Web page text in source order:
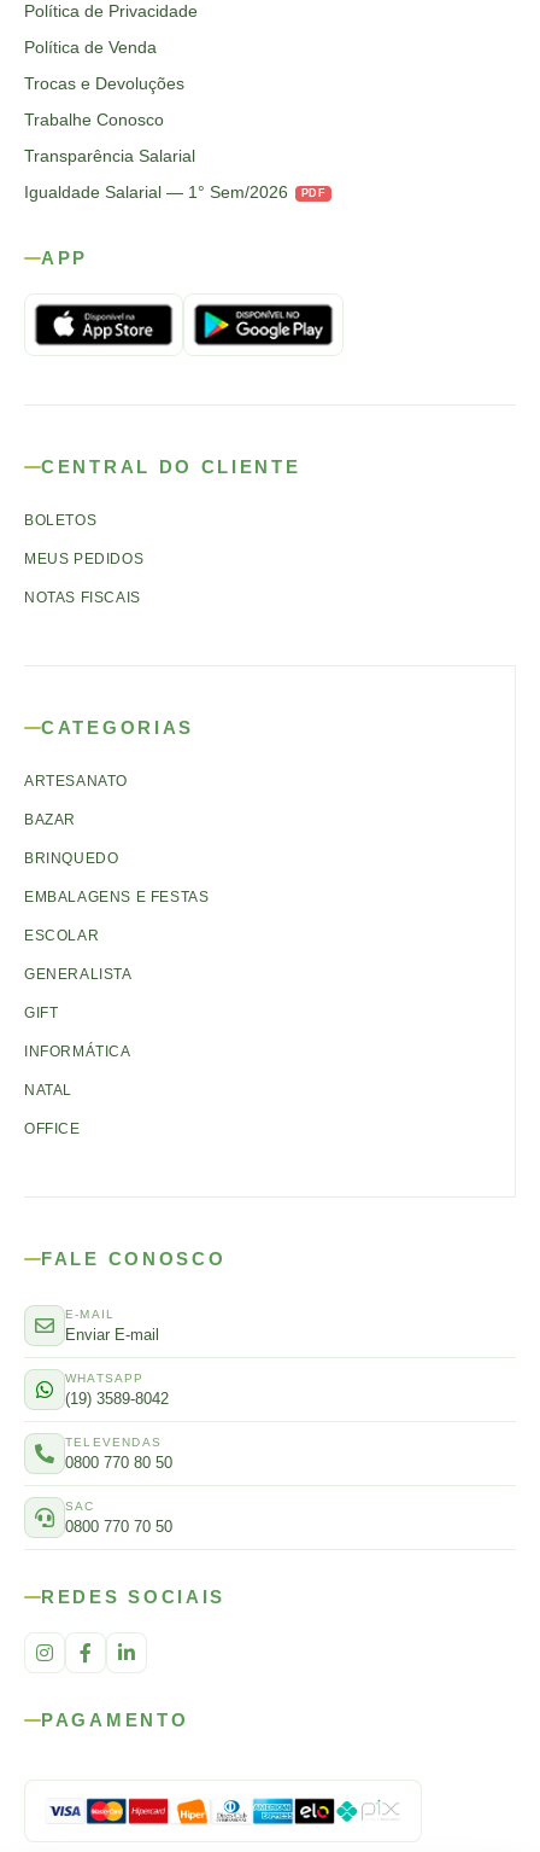
Política de Privacidade
Política de Venda
Trocas e Devoluções
Trabalhe Conosco
Transparência Salarial
Igualdade Salarial — 1° Sem/2026
PDF
APP
CENTRAL DO CLIENTE
BOLETOS
MEUS PEDIDOS
NOTAS FISCAIS
CATEGORIAS
ARTESANATO
BAZAR
BRINQUEDO
EMBALAGENS E FESTAS
ESCOLAR
GENERALISTA
GIFT
INFORMÁTICA
NATAL
OFFICE
FALE CONOSCO
E-MAIL
Enviar E-mail
WHATSAPP
(19) 3589-8042
TELEVENDAS
0800 770 80 50
SAC
0800 770 70 50
REDES SOCIAIS
PAGAMENTO